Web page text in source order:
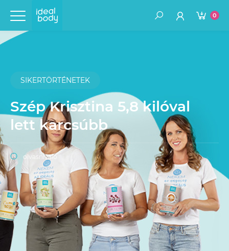
0
SIKERTÖRTÉNETEK
Szép Krisztina 5,8 kilóval
lett karcsúbb
olvasnivaló